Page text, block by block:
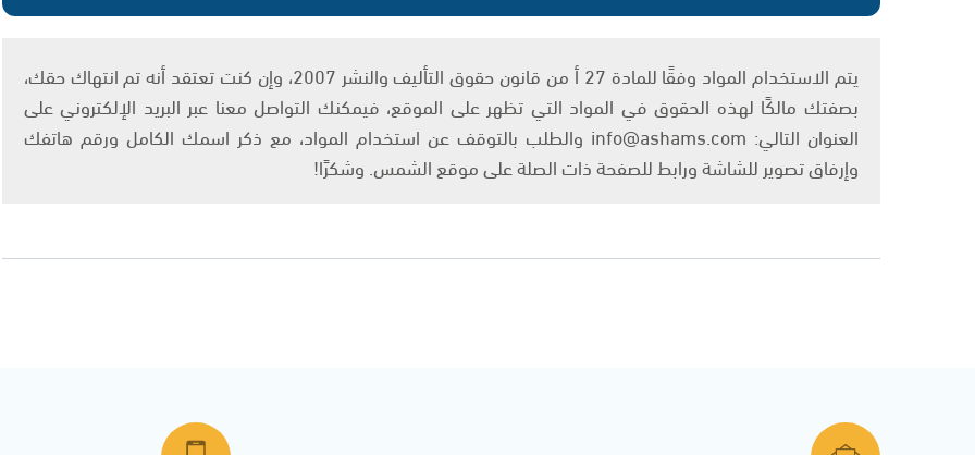
يتم الاستخدام المواد وفقًا للمادة 27 أ من قانون حقوق التأليف والنشر 2007، وإن كنت تعتقد أنه تم انتهاك حقك،
بصفتك مالكًا لهذه الحقوق في المواد التي تظهر على الموقع، فيمكنك التواصل معنا عبر البريد الإلكتروني على
العنوان التالي: info@ashams.com والطلب بالتوقف عن استخدام المواد، مع ذكر اسمك الكامل ورقم هاتفك
وإرفاق تصوير للشاشة ورابط للصفحة ذات الصلة على موقع الشمس. وشكرًا!